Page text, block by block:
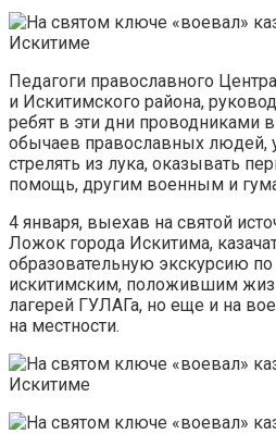
Педагоги православного
и Искитимского района,
ребят в эти дни проводниками
обычаев православных людей,
стрелять из лука, оказывать
помощь, другим военным и
4 января, выехав на святой
Ложок города Искитима,
образовательную экскурсию
искитимским, положившим
лагерей ГУЛАГа, но еще и на
на местности.